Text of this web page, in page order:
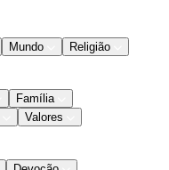
Mundo
Religião
Família
Valores